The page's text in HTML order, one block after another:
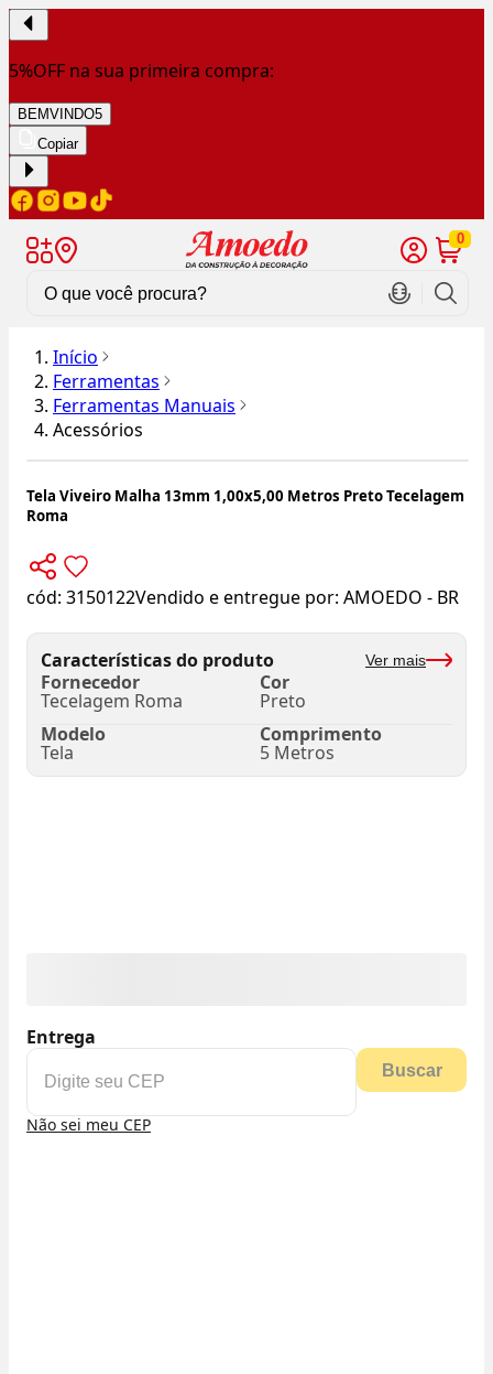
5%OFF na sua primeira compra:
BEMVINDO5
Copiar
0
Início
Ferramentas
Ferramentas Manuais
Acessórios
Tela Viveiro Malha 13mm 1,00x5,00 Metros Preto Tecelagem
Roma
cód: 3150122Vendido e entregue por: AMOEDO - BR
Características do produto Ver mais
Fornecedor
Tecelagem Roma
Cor
Preto
Modelo
Tela
Comprimento
5 Metros
Entrega
Buscar
Não sei meu CEP